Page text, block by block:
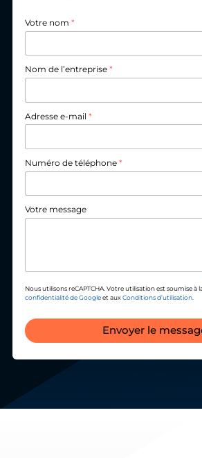
Votre nom *
Nom de l’entreprise *
Adresse e-mail *
Numéro de téléphone *
Votre message
Nous utilisons reCAPTCHA. Votre utilisation est soumise à
confidentialité de Googleet auxConditions d’utilisation.
Envoyer le